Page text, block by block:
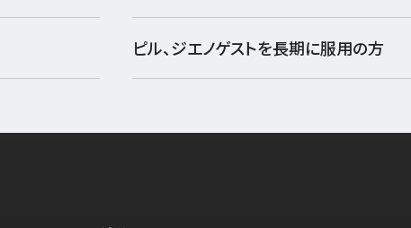
ピル、ジエノゲストを長期に服用の方